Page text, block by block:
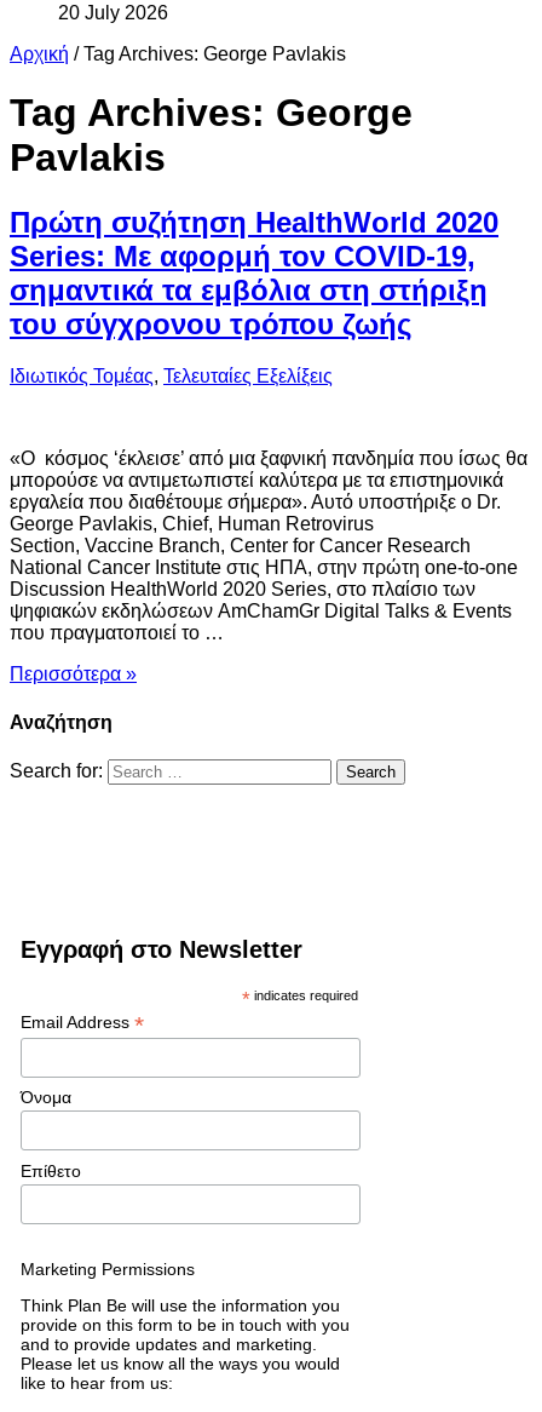
20 July 2026
Αρχική / Tag Archives: George Pavlakis
Tag Archives: George
Pavlakis
Πρώτη συζήτηση HealthWorld 2020
Series: Με αφορμή τον COVID-19,
σημαντικά τα εμβόλια στη στήριξη
του σύγχρονου τρόπου ζωής
Ιδιωτικός Τομέας, Τελευταίες Εξελίξεις
«Ο κόσμος ‘έκλεισε’ από μια ξαφνική πανδημία που ίσως θα
μπορούσε να αντιμετωπιστεί καλύτερα με τα επιστημονικά
εργαλεία που διαθέτουμε σήμερα». Αυτό υποστήριξε ο Dr.
George Pavlakis, Chief, Human Retrovirus
Section, Vaccine Branch, Center for Cancer Research
National Cancer Institute στις ΗΠΑ, στην πρώτη one-to-one
Discussion HealthWorld 2020 Series, στο πλαίσιο των
ψηφιακών εκδηλώσεων AmChamGr Digital Talks & Events
που πραγματοποιεί το …
Περισσότερα »
Αναζήτηση
Search for:
Εγγραφή στο Newsletter
* indicates required
Email Address *
Όνομα
Επίθετο
Marketing Permissions
Think Plan Be will use the information you
provide on this form to be in touch with you
and to provide updates and marketing.
Please let us know all the ways you would
like to hear from us: